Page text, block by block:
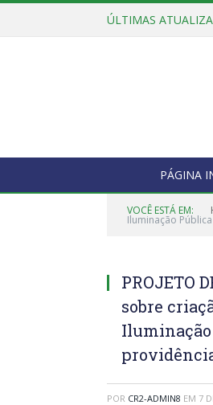
ÚLTIMAS
PÁGINA
VOCÊ ESTÁ EM:
Iluminação
PROJETO
sobre
Iluminação
POR CR2-ADMIN8 EM 7